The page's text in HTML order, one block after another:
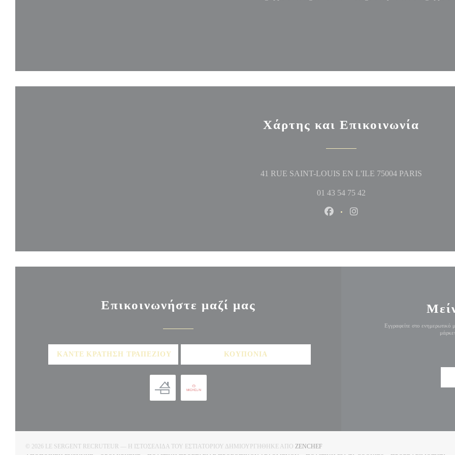
Χάρτης και Επικοινωνία
41 RUE SAINT-LOUIS EN L'ILE 75004 PARIS
01 43 54 75 42
Facebook ((ανοίγει σε νέο
Επικοινωνήστε μαζί μας
ΚΆΝΤΕ ΚΡΆΤΗΣΗ ΤΡΑΠΕΖΙΟΎ ΚΟΥΠΌΝΙΑ
Εγγραφείτε στο ενημερωτικό
© 2026 LE SERGENT RECRUTEUR — Η ΙΣΤΟΣΕΛΊΔΑ ΤΟΥ ΕΣΤΙΑΤΟΡΊΟΥ ΔΗΜΙΟΥΡΓΉΘΗΚΕ ΑΠΌ ZENCHEF